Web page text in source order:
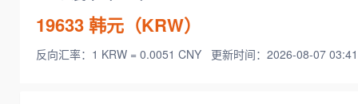
19633韩元（KRW）
反向汇率：1 KRW = 0.0051 CNY 更新时间：2026-08-07